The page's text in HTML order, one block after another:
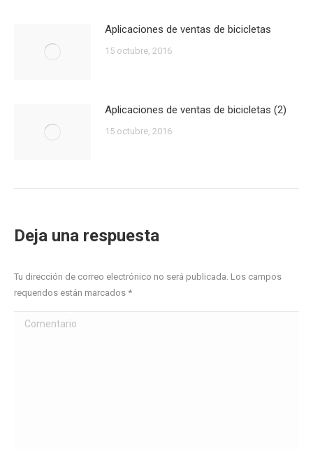
Aplicaciones de ventas de bicicletas
15 octubre, 2016
Aplicaciones de ventas de bicicletas (2)
15 octubre, 2016
Deja una respuesta
Tu dirección de correo electrónico no será publicada. Los campos
requeridos están marcados *
Comentario